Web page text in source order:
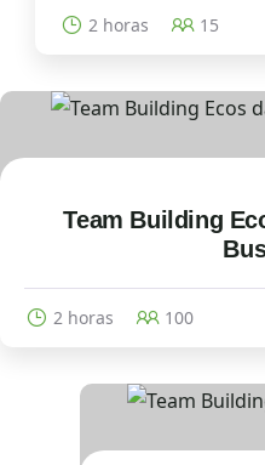
2 horas 15
Team Building
2 horas 100